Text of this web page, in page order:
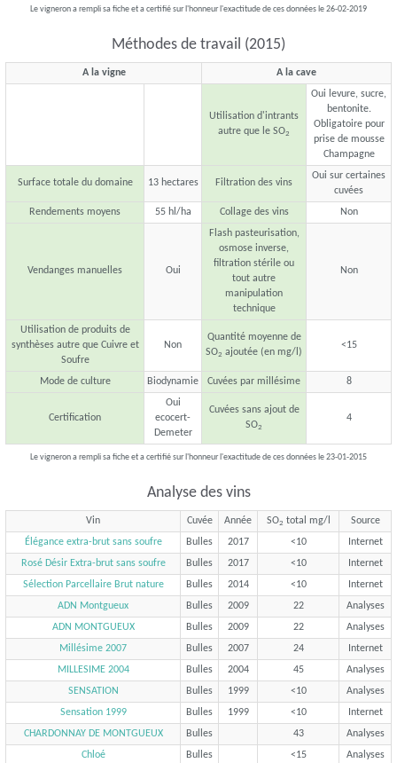
Le vigneron a rempli sa fiche et a certifié sur l'honneur l'exactitude de ces données le 26-02-2019
Méthodes de travail (2015)
A la vigne A la cave
Utilisation d'intrants
autre que le SO2
Oui levure, sucre,
bentonite.
Obligatoire pour
prise de mousse
Champagne
Surface totale du domaine 13 hectares Filtration des vins
Oui sur certaines
cuvées
Rendements moyens
55 hl/ha Collage des vins Non
Vendanges manuelles Oui
Flash pasteurisation,
osmose inverse,
filtration stérile ou
tout autre
manipulation
technique
Non
Utilisation de produits de
synthèses autre que Cuivre et
Soufre
Non
Quantité moyenne de
SO2 ajoutée (en mg/l)
<15
Mode de culture Biodynamie Cuvées par millésime 8
Certification
Oui
ecocert-
Demeter
Cuvées sans ajout de
SO2
4
Le vigneron a rempli sa fiche et a certifié sur l'honneur l'exactitude de ces données le 23-01-2015
Analyse des vins
Vin Cuvée Année SO2 total mg/l
Source
Élégance extra-brut sans soufre
Bulles 2017 <10
Internet
Rosé Désir Extra-brut sans soufre
Bulles 2017 <10
Internet
Sélection Parcellaire Brut nature
Bulles 2014 <10
Internet
ADN Montgueux
Bulles 2009 22
Analyses
ADN MONTGUEUX
Bulles 2009 22
Analyses
Millésime 2007
Bulles 2007 24
Internet
MILLESIME 2004
Bulles 2004 45
Analyses
SENSATION
Bulles 1999 <10
Analyses
Sensation 1999
Bulles 1999 <10
Internet
CHARDONNAY DE MONTGUEUX
Bulles 43
Analyses
Chloé
Bulles <15
Analyses